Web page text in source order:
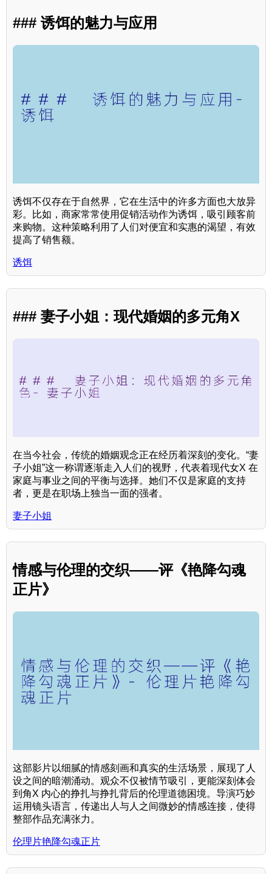
### 诱饵的魅力与应用
诱饵不仅存在于自然界，它在生活中的许多方面也大放异
彩。比如，商家常常使用促销活动作为诱饵，吸引顾客前
来购物。这种策略利用了人们对便宜和实惠的渴望，有效
提高了销售额。
诱饵
### 妻子小姐：现代婚姻的多元角X
在当今社会，传统的婚姻观念正在经历着深刻的变化。“妻
子小姐”这一称谓逐渐走入人们的视野，代表着现代女X 在
家庭与事业之间的平衡与选择。她们不仅是家庭的支持
者，更是在职场上独当一面的强者。
妻子小姐
情感与伦理的交织——评《艳降勾魂
正片》
这部影片以细腻的情感刻画和真实的生活场景，展现了人
设之间的暗潮涌动。观众不仅被情节吸引，更能深刻体会
到角X 内心的挣扎与挣扎背后的伦理道德困境。导演巧妙
运用镜头语言，传递出人与人之间微妙的情感连接，使得
整部作品充满张力。
伦理片艳降勾魂正片